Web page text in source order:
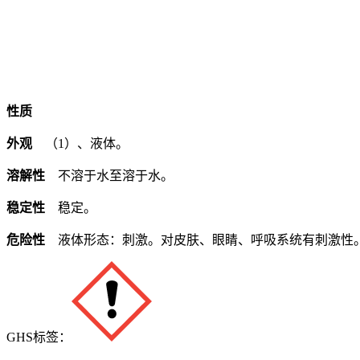
性质
外观 （1）、液体。
溶解性 不溶于水至溶于水。
稳定性 稳定。
危险性 液体形态：刺激。对皮肤、眼睛、呼吸系统有刺激性
GHS标签：